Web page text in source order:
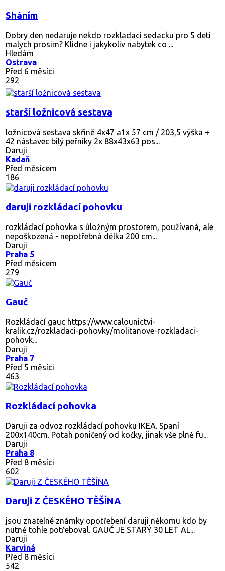
Sháním
Dobry den nedaruje nekdo rozkladaci sedacku pro 5 deti
malych prosim? Klidne i jakykoliv nabytek co ...
Hledám
Ostrava
Před 6 měsíci
292
starší ložnicová sestava
ložnicová sestava skříně 4x47 a1x 57 cm / 203,5 výška +
42 nástavec bílý peřníky 2x 88x43x63 pos...
Daruji
Kadaň
Před měsícem
186
daruji rozkládací pohovku
rozkládací pohovka s úložným prostorem, používaná, ale
nepoškozená - nepotřebná délka 200 cm...
Daruji
Praha 5
Před měsícem
279
Gauč
Rozkládací gauc https://www.calounictvi-
kralik.cz/rozkladaci-pohovky/molitanove-rozkladaci-
pohovk...
Daruji
Praha 7
Před 5 měsíci
463
Rozkládací pohovka
Daruji za odvoz rozkládací pohovku IKEA. Spaní
200x140cm. Potah poničený od kočky, jinak vše plně fu...
Daruji
Praha 8
Před 8 měsíci
602
Daruji Z ČESKÉHO TĚŠÍNA
jsou znatelné známky opotřebení daruji někomu kdo by
nutně tohle potřeboval. GAUČ JE STARÝ 30 LET AL...
Daruji
Karviná
Před 8 měsíci
542